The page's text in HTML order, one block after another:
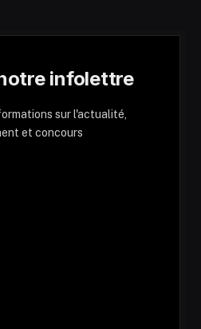
infolettre
sur l'actualité,
et concours